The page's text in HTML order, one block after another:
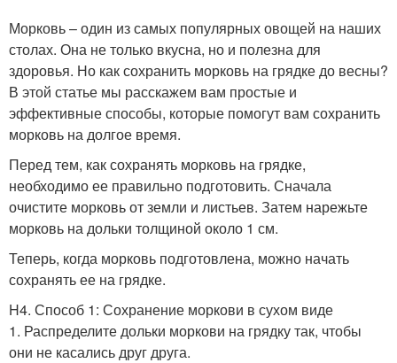
Морковь – один из самых популярных овощей на наших
столах. Она не только вкусна, но и полезна для
здоровья. Но как сохранить морковь на грядке до весны?
В этой статье мы расскажем вам простые и
эффективные способы, которые помогут вам сохранить
морковь на долгое время.
Перед тем, как сохранять морковь на грядке,
необходимо ее правильно подготовить. Сначала
очистите морковь от земли и листьев. Затем нарежьте
морковь на дольки толщиной около 1 см.
Теперь, когда морковь подготовлена, можно начать
сохранять ее на грядке.
H4. Способ 1: Сохранение моркови в сухом виде
1. Распределите дольки моркови на грядку так, чтобы
они не касались друг друга.